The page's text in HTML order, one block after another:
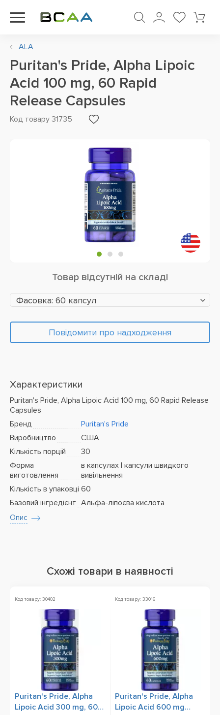
ALA
Puritan's Pride, Alpha Lipoic
Acid 100 mg, 60 Rapid
Release Capsules
Код товару 31735
Товар відсутній на складі
Фасовка: 60 капсул
Повідомити про надходження
Характеристики
Puritan's Pride, Alpha Lipoic Acid 100 mg, 60 Rapid Release
Capsules
Бренд
Puritan's Pride
Виробництво
США
Кількість порцій
30
Форма
виготовлення
в капсулах | капсули швидкого
вивільнення
Кількість в упаковці 60
Базовий інгредієнт Альфа-ліпоєва кислота
Опис
Схожі товари в наявності
Код товару: 30402
Puritan's Pride, Alpha
Lipoic Acid 300 mg, 60
Код товару: 33016
Puritan's Pride, Alpha
Lipoic Acid 600 mg